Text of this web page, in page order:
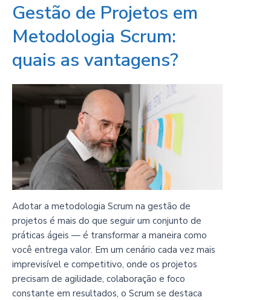
Gestão de Projetos em
Metodologia Scrum:
quais as vantagens?
Adotar a metodologia Scrum na gestão de
projetos é mais do que seguir um conjunto de
práticas ágeis — é transformar a maneira como
você entrega valor. Em um cenário cada vez mais
imprevisível e competitivo, onde os projetos
precisam de agilidade, colaboração e foco
constante em resultados, o Scrum se destaca